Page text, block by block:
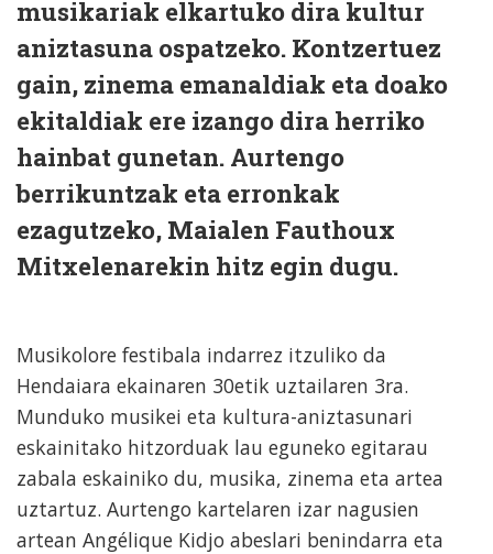
musikariak elkartuko dira kultur
aniztasuna ospatzeko. Kontzertuez
gain, zinema emanaldiak eta doako
ekitaldiak ere izango dira herriko
hainbat gunetan. Aurtengo
berrikuntzak eta erronkak
ezagutzeko, Maialen Fauthoux
Mitxelenarekin hitz egin dugu.
Musikolore festibala indarrez itzuliko da
Hendaiara ekainaren 30etik uztailaren 3ra.
Munduko musikei eta kultura-aniztasunari
eskainitako hitzorduak lau eguneko egitarau
zabala eskainiko du, musika, zinema eta artea
uztartuz. Aurtengo kartelaren izar nagusien
artean Angélique Kidjo abeslari benindarra eta